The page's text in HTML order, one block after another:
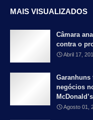
MAIS VISUALIZADOS
Câmara
contra o
Abril 17,
negócios
Agosto 01,